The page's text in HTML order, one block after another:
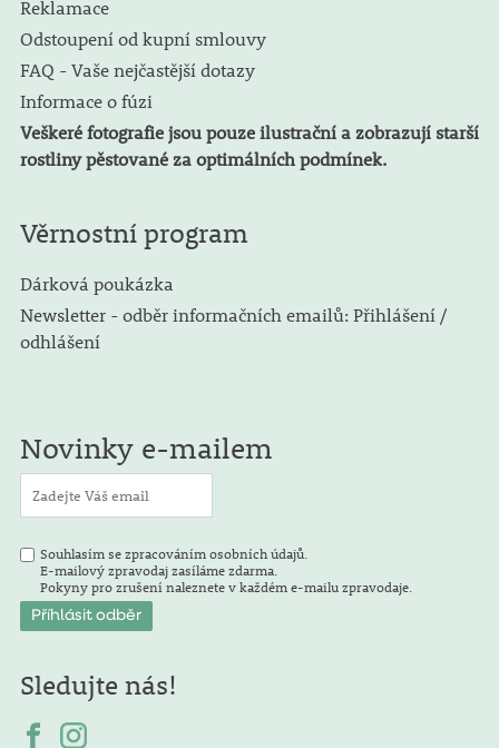
Reklamace
Odstoupení od kupní smlouvy
FAQ - Vaše nejčastější dotazy
Informace o fúzi
Veškeré fotografie jsou pouze ilustrační a zobrazují starší
rostliny pěstované za optimálních podmínek.
Věrnostní program
Dárková poukázka
Newsletter - odběr informačních emailů: Přihlášení /
odhlášení
Novinky e-mailem
Souhlasím se zpracováním osobních údajů.
E-mailový zpravodaj zasíláme zdarma.
Pokyny pro zrušení naleznete v každém e-mailu zpravodaje.
Sledujte nás!